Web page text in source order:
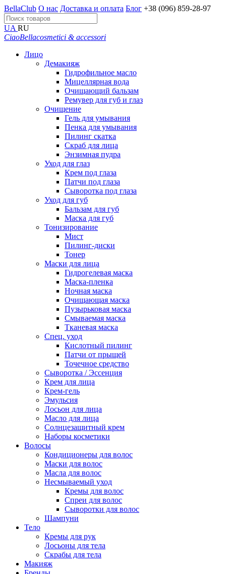
BellaClub О нас Доставка и оплата Блог +38 (096) 859-28-97
UA RU
CiaoBellacosmetici & accessori
Лицо
Демакияж
Гидрофильное масло
Мицеллярная вода
Очищающий бальзам
Ремувер для губ и глаз
Очищение
Гель для умывания
Пенка для умывания
Пилинг скатка
Скраб для лица
Энзимная пудра
Уход для глаз
Крем под глаза
Патчи под глаза
Сыворотка под глаза
Уход для губ
Бальзам для губ
Маска для губ
Тонизирование
Мист
Пилинг-диски
Тонер
Маски для лица
Гидрогелевая маска
Маска-пленка
Ночная маска
Очищающая маска
Пузырьковая маска
Смываемая маска
Тканевая маска
Спец. уход
Кислотный пилинг
Патчи от прыщей
Точечное средство
Сыворотка / Эссенция
Крем для лица
Крем-гель
Эмульсия
Лосьон для лица
Масло для лица
Солнцезащитный крем
Наборы косметики
Волосы
Кондиционеры для волос
Маски для волос
Масла для волос
Несмываемый уход
Кремы для волос
Спреи для волос
Сыворотки для волос
Шампуни
Тело
Кремы для рук
Лосьоны для тела
Скрабы для тела
Макияж